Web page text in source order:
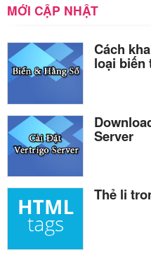
MỚI CẬP NHẬT
Cách
loại
Server
Thẻ li